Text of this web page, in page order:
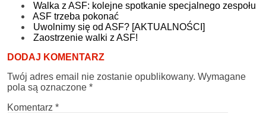
Walka z ASF: kolejne spotkanie specjalnego zespołu
ASF trzeba pokonać
Uwolnimy się od ASF? [AKTUALNOŚCI]
Zaostrzenie walki z ASF!
DODAJ KOMENTARZ
Twój adres email nie zostanie opublikowany. Wymagane
pola są oznaczone *
Komentarz *